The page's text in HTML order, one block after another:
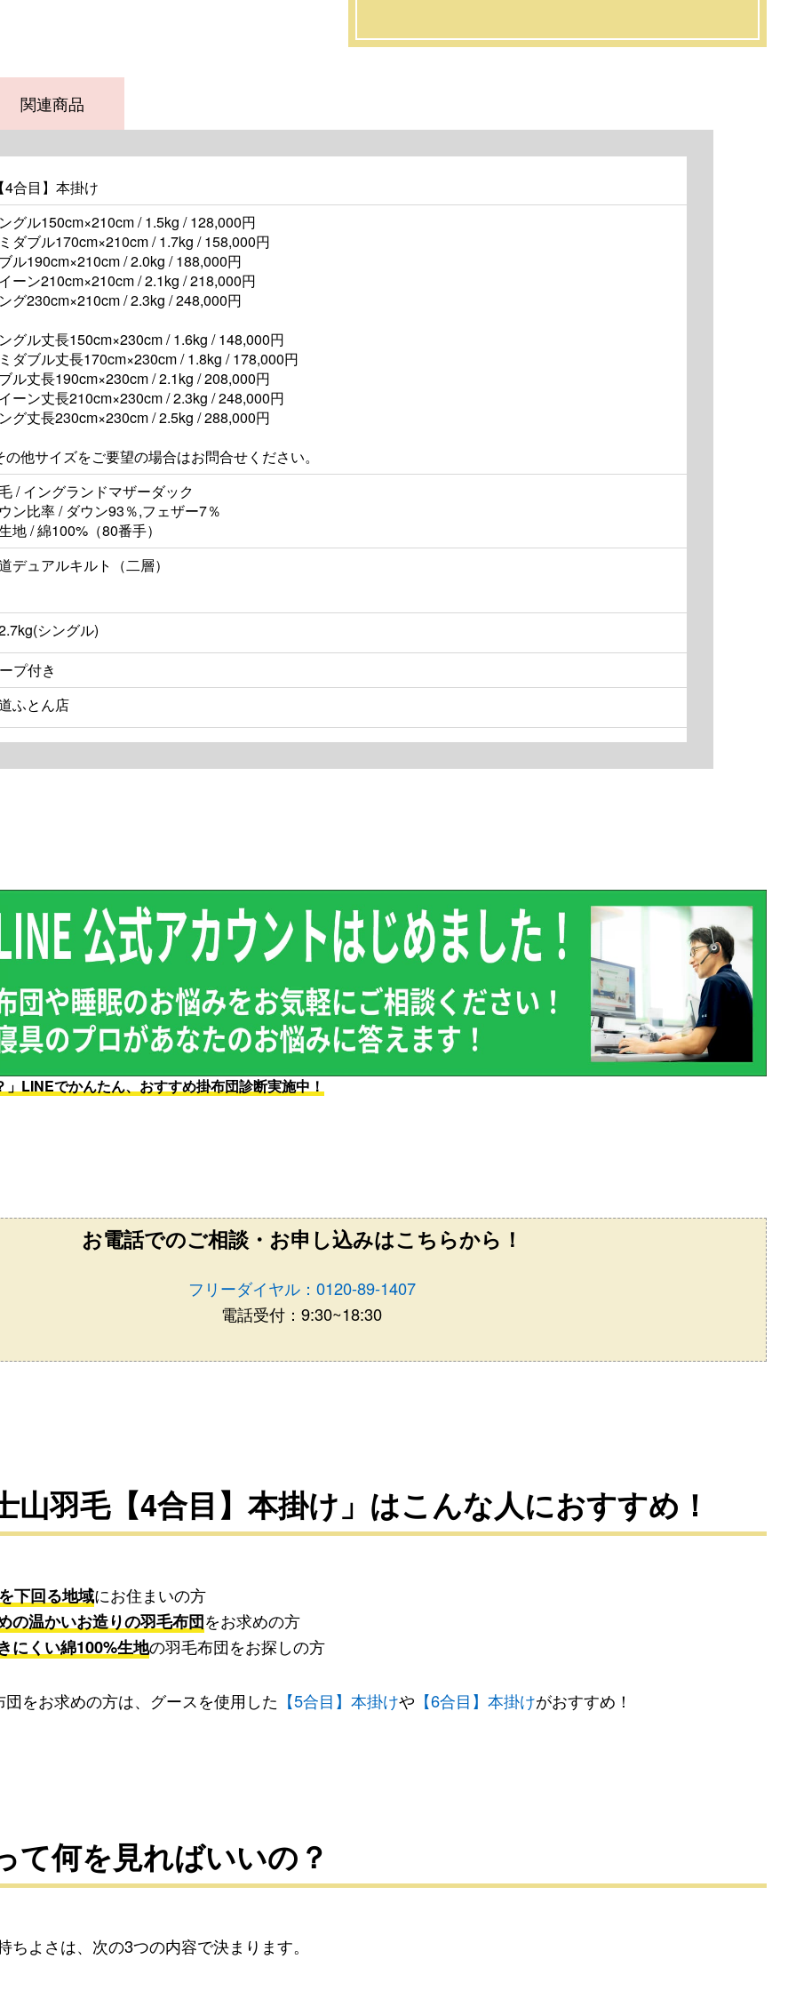
関連商品
4合目】本掛け
グル150cm×210cm / 1.5kg /128,000円
ダブル170cm×210cm / 1.7kg /158,000円
ル190cm×210cm / 2.0kg /188,000円
ーン210cm×210cm / 2.1kg /218,000円
グ230cm×210cm / 2.3kg /248,000円
グル丈長150cm×230cm / 1.6kg /148,000円
ダブル丈長170cm×230cm / 1.8kg /178,000円
ル丈長190cm×230cm / 2.1kg /208,000円
ーン丈長210cm×230cm / 2.3kg /248,000円
グ丈長230cm×230cm / 2.5kg /288,000円
の他サイズをご要望の場合はお問合せください。
/ イングランドマザーダック
ン比率 / ダウン93％,フェザー7％
地 / 綿100%（80番手）
デュアルキルト（二層）
シングル)
プ付き
ふとん店
LINEでかんたん、おすすめ掛布団診断実施中！
お電話でのご相談・お申し込みはこちらから！
フリーダイヤル：0120-89-1407
電話受付：9:30~18:30
山羽毛【4合目】本掛け」はこんな人におすすめ！
下回る地域にお住まいの方
の温かいお造りの羽毛布団をお求めの方
にくい綿100%生地の羽毛布団をお探しの方
をお求めの方は、グースを使用した 【5合目】本掛けや 【6合目】本掛けがおすすめ！
て何を見ればいいの？
よさは、 次の3つの内容で決まります。